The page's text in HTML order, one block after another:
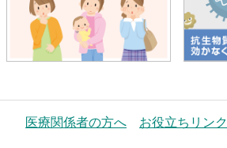
医療関係者の方へ お役立ちリンク